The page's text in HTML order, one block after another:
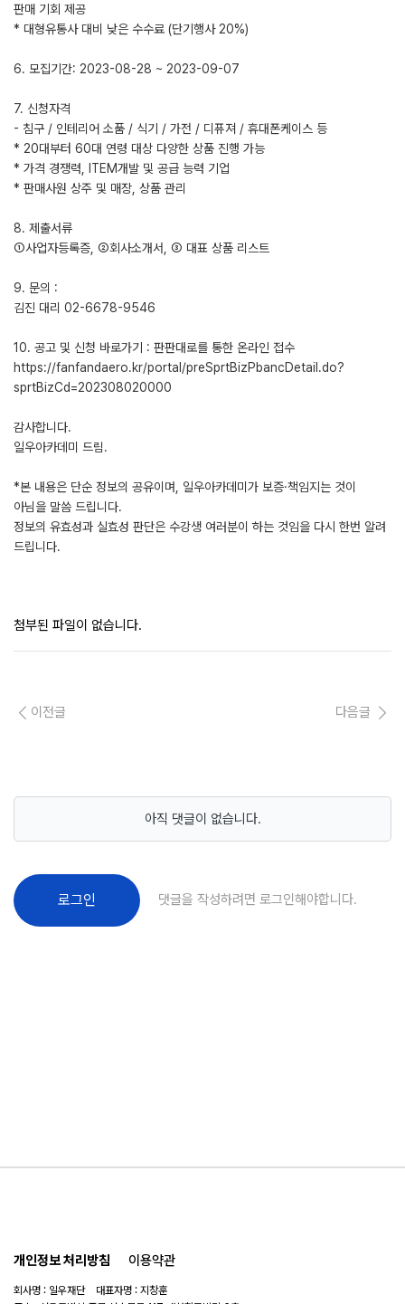
판매 기회 제공
* 대형유통사 대비 낮은 수수료 (단기행사 20%)
6. 모집기간: 2023-08-28 ~ 2023-09-07
7. 신청자격
- 침구 / 인테리어 소품 / 식기 / 가전 / 디퓨져 / 휴대폰케이스 등
* 20대부터 60대 연령 대상 다양한 상품 진행 가능
* 가격 경쟁력, ITEM개발 및 공급 능력 기업
* 판매사원 상주 및 매장, 상품 관리
8. 제출서류
①사업자등록증, ②회사소개서, ③ 대표 상품 리스트
9. 문의 :
김진 대리 02-6678-9546
10. 공고 및 신청 바로가기 : 판판대로를 통한 온라인 접수
https://fanfandaero.kr/portal/preSprtBizPbancDetail.do?
sprtBizCd=202308020000
감사합니다.
일우아카데미 드림.
*본 내용은 단순 정보의 공유이며, 일우아카데미가 보증·책임지는 것이
아님을 말씀 드립니다.
정보의 유효성과 실효성 판단은 수강생 여러분이 하는 것임을 다시 한번 알려
드립니다.
첨부된 파일이 없습니다.
이전글 다음글
아직 댓글이 없습니다.
로그인 댓글을 작성하려면 로그인해야합니다.
개인정보 처리방침 이용약관
회사명 : 일우재단 대표자명 : 지창훈